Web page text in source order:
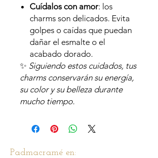
Cuídalos con amor: los
charms son delicados. Evita
golpes o caídas que puedan
dañar el esmalte o el
acabado dorado.
✨ Siguiendo estos cuidados, tus
charms conservarán su energía,
su color y su belleza durante
mucho tiempo.
Padmacramé en: